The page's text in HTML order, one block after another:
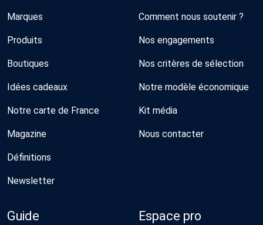
Marques
Produits
Boutiques
Idées cadeaux
Notre carte de France
Magazine
Définitions
Newsletter
Comment nous soutenir ?
Nos engagements
Nos critères de sélection
Notre modèle économique
Kit média
Nous contacter
Guide Espace pro